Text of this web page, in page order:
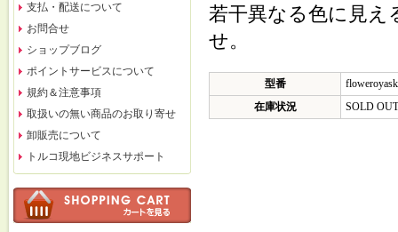
支払・配送について
お問合せ
ショップブログ
ポイントサービスについて
規約＆注意事項
取扱いの無い商品のお取り寄せ
卸販売について
トルコ現地ビジネスサポート
若干異なる色に見
せ。
型番
在庫状況
SOLD OUT